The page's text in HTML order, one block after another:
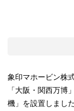
象印マホービン株
「大阪・関西万博
機」を設置しまし